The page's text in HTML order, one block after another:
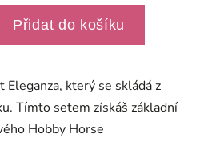
Přidat do košíku
Eleganza, který se skládá z
Tímto setem získáš základní
Hobby Horse